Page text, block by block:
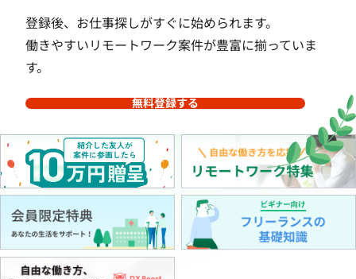
登録後、お仕事探しがすぐに始められます。
働きやすいリモートワーク案件が豊富に揃っていま
す。
無料登録する